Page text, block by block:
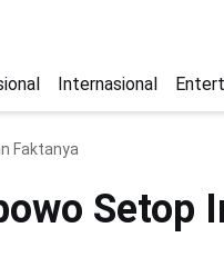
Internasional
Faktanya
Setop